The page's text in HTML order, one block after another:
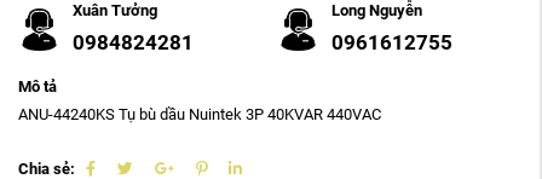
Xuân Tưởng
0984824281
Long Nguyễn
0961612755
Mô tả
ANU-44240KS Tụ bù dầu Nuintek 3P 40KVAR 440VAC
Chia sẻ: